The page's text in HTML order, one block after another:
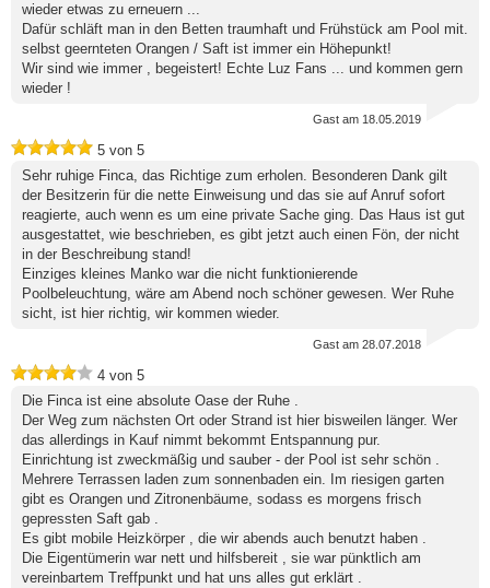
wieder etwas zu erneuern ...
Dafür schläft man in den Betten traumhaft und Frühstück am Pool mit.
selbst geernteten Orangen / Saft ist immer ein Höhepunkt!
Wir sind wie immer , begeistert! Echte Luz Fans ... und kommen gern
wieder !
Gast am 18.05.2019
5 von 5
Sehr ruhige Finca, das Richtige zum erholen. Besonderen Dank gilt
der Besitzerin für die nette Einweisung und das sie auf Anruf sofort
reagierte, auch wenn es um eine private Sache ging. Das Haus ist gut
ausgestattet, wie beschrieben, es gibt jetzt auch einen Fön, der nicht
in der Beschreibung stand!
Einziges kleines Manko war die nicht funktionierende
Poolbeleuchtung, wäre am Abend noch schöner gewesen. Wer Ruhe
sicht, ist hier richtig, wir kommen wieder.
Gast am 28.07.2018
4 von 5
Die Finca ist eine absolute Oase der Ruhe .
Der Weg zum nächsten Ort oder Strand ist hier bisweilen länger. Wer
das allerdings in Kauf nimmt bekommt Entspannung pur.
Einrichtung ist zweckmäßig und sauber - der Pool ist sehr schön .
Mehrere Terrassen laden zum sonnenbaden ein. Im riesigen garten
gibt es Orangen und Zitronenbäume, sodass es morgens frisch
gepressten Saft gab .
Es gibt mobile Heizkörper , die wir abends auch benutzt haben .
Die Eigentümerin war nett und hilfsbereit , sie war pünktlich am
vereinbartem Treffpunkt und hat uns alles gut erklärt .